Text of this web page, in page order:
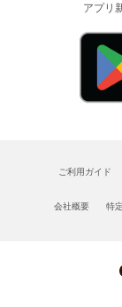
アプリ
ご利用ガイド
会社概要 特